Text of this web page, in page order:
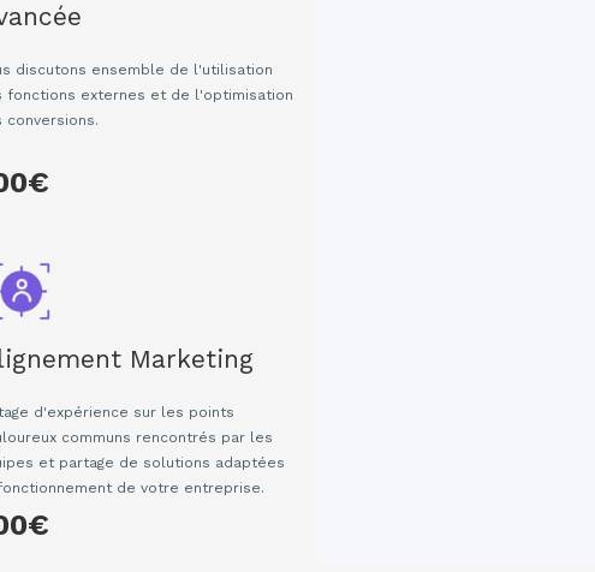
discutons ensemble de l'utilisation
fonctions externes et de l'optimisation
conversions.
Marketing
d'expérience sur les points
communs rencontrés par les
et partage de solutions adaptées
de votre entreprise.